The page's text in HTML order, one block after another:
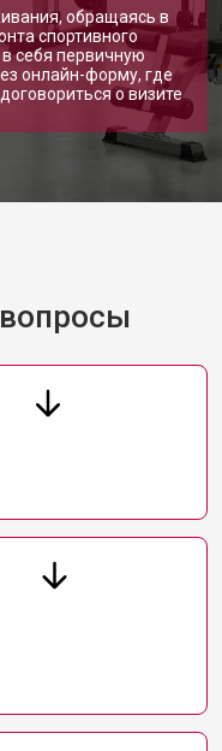
обращаясь в
спортивного
себя первичную
онлайн-форму, где
о визите